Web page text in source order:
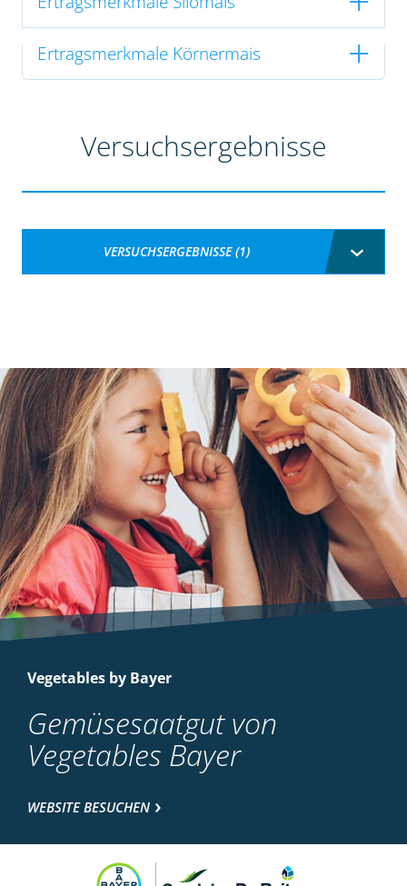
Ertragsmerkmale Körnermais
Versuchsergebnisse
VERSUCHSERGEBNISSE (1)
Vegetables by Bayer
Gemüsesaatgut von
Vegetables Bayer
WEBSITE BESUCHEN